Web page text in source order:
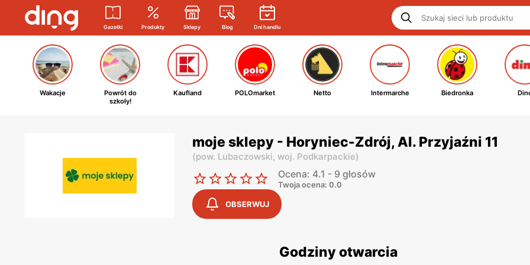
Gazetki Produkty Sklepy Blog Dni handlu
Wakacje
Powrót do
szkoły!
Kaufland POLOmarket Netto Intermarche Biedronka
moje sklepy - Horyniec-Zdrój, Al. Przyjaźni 11
(pow. Lubaczowski, woj. Podkarpackie)
Ocena: 4.1 - 9 głosów
Twoja ocena: 0.0
OBSERWUJ
Godziny otwarcia